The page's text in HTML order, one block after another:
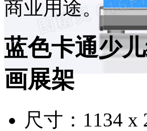
商业用途。
蓝色卡通少
画展架
尺寸：1134 x